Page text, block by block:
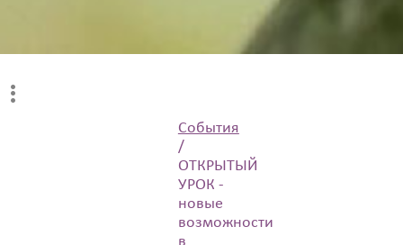
События
/
ОТКРЫТЫЙ
УРОК -
новые
возможности